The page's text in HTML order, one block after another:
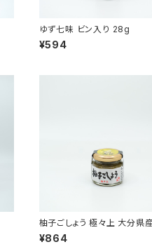
ゆず七味 ビン入り 28g
¥594
柚子ごしょう 極々上 大分県
¥864